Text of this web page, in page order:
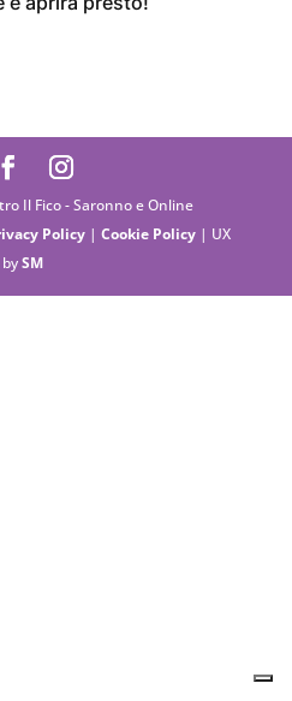
Il Fico - Saronno e Online
Policy |Cookie Policy | UX
bySM